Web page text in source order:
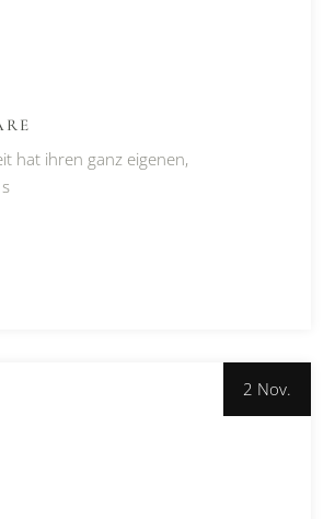
hat ihren ganz eigenen,
2 Nov.